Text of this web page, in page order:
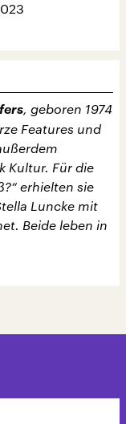
, geboren 1974
Features und
Kultur. Für die
erhielten sie
Luncke mit
Beide leben in